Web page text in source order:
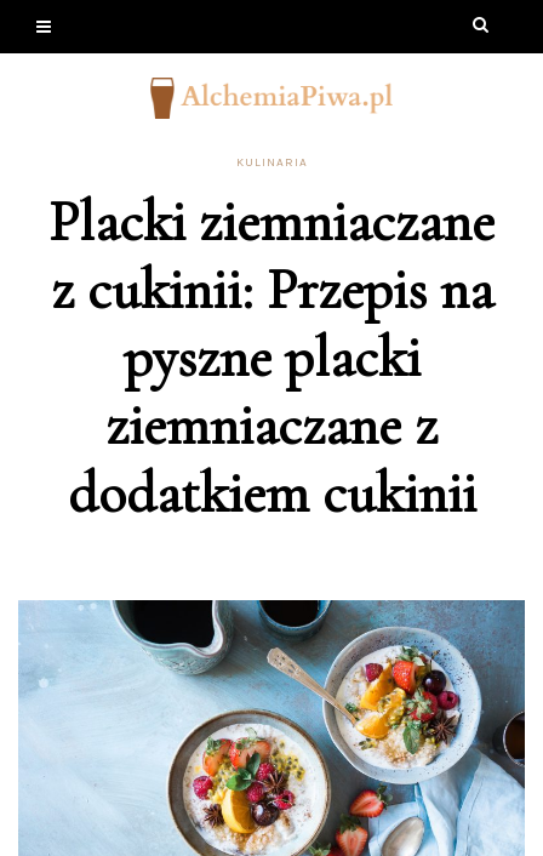
KULINARIA
Placki ziemniaczane
z cukinii: Przepis na
pyszne placki
ziemniaczane z
dodatkiem cukinii